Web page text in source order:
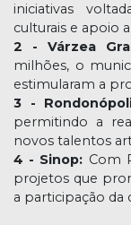
iniciativas
culturais e apoio
2 - Várzea
milhões, o
estimularam a
3 -
permitindo a
novos talentos
4 - Sinop: Com
projetos que
a participação da